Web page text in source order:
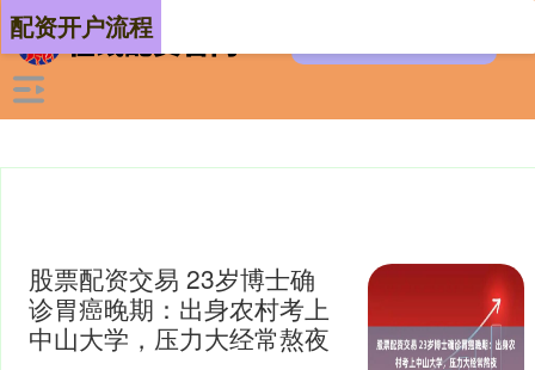
配资开户流程
股票配资交易 23岁博士确
诊胃癌晚期：出身农村考上
中山大学，压力大经常熬夜